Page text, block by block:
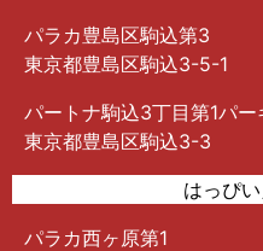
パラカ豊島区駒込第3
東京都豊島区駒込3-5-1
パートナ駒込3丁目第1パー
東京都豊島区駒込3-3
はっぴ
パラカ西ヶ原第1